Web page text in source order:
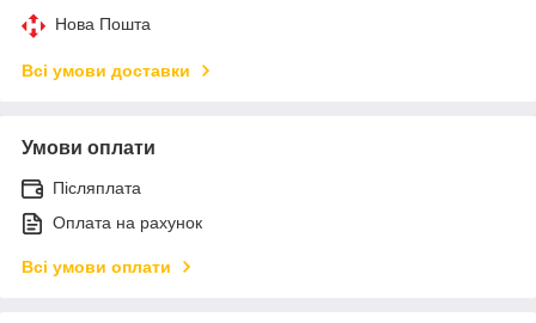
Нова Пошта
Всі умови доставки
Умови оплати
Післяплата
Оплата на рахунок
Всі умови оплати